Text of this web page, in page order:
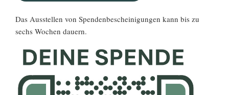
Das Ausstellen von Spendenbescheinigungen kann bis zu
sechs Wochen dauern.